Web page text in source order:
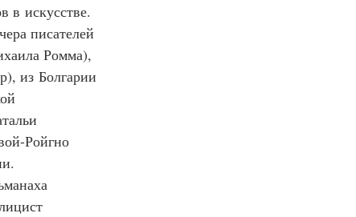
искусстве.
писателей
Ромма),
из Болгарии
Ройгно